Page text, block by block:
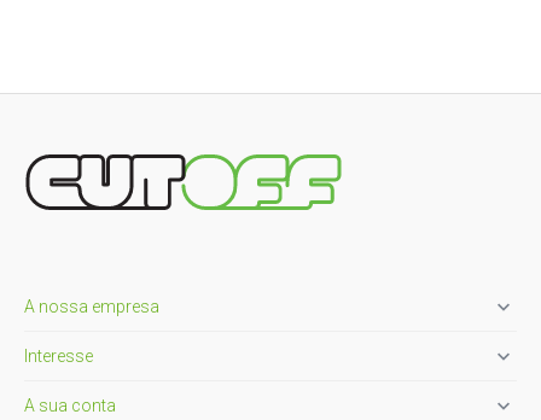
A nossa empresa 
Interesse 
A sua conta 